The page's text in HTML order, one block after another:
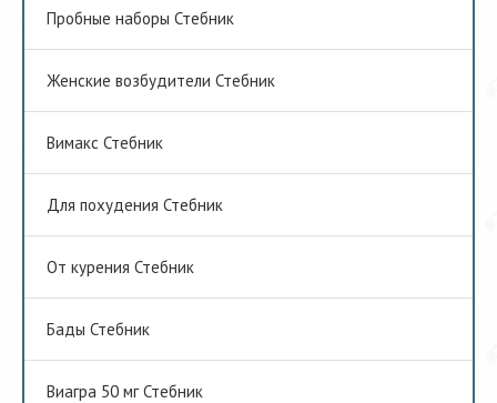
Пробные наборы Стебник
Женские возбудители Стебник
Вимакс Стебник
Для похудения Стебник
От курения Стебник
Бады Стебник
Виагра 50 мг Стебник